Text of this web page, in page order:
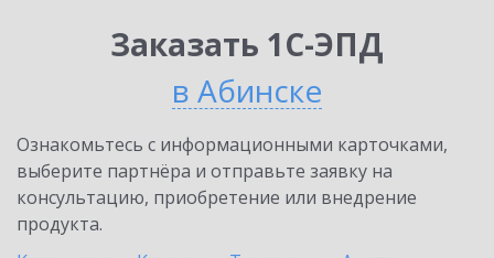
Заказать 1С-ЭПД
в Абинске
Ознакомьтесь с информационными карточками,
выберите партнёра и отправьте заявку на
консультацию, приобретение или внедрение
продукта.